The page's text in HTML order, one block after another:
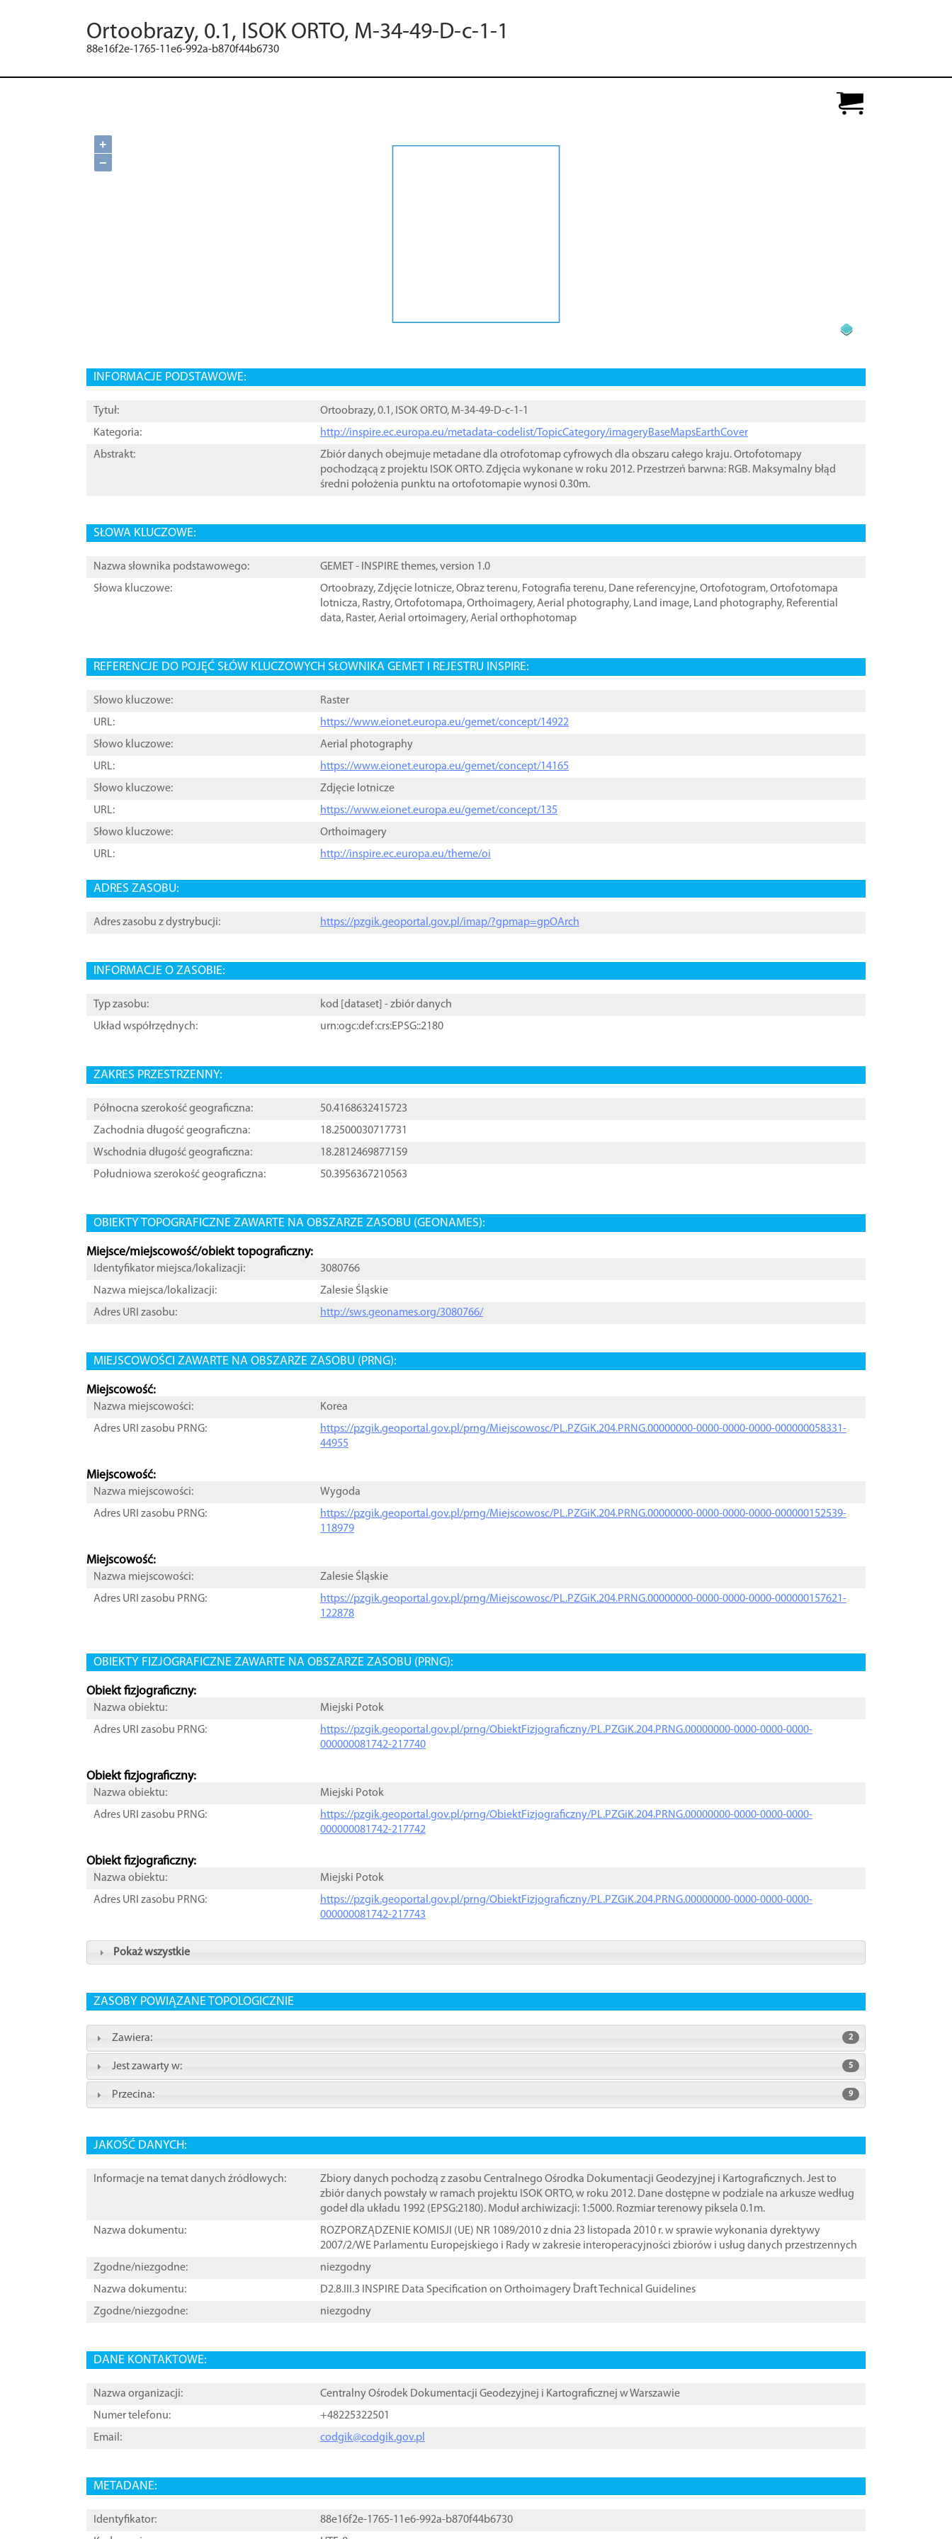
Ortoobrazy, 0.1, ISOK ORTO, M-34-49-D-c-1-1
88e16f2e-1765-11e6-992a-b870f44b6730
+
−
INFORMACJE PODSTAWOWE:
Tytuł:
Ortoobrazy, 0.1, ISOK ORTO, M-34-49-D-c-1-1
Kategoria:
http://inspire.ec.europa.eu/metadata-codelist/TopicCategory/imageryBaseMapsEarthCover
Abstrakt:
Zbiór danych obejmuje metadane dla otrofotomap cyfrowych dla obszaru całego kraju. Ortofotomapy
pochodzącą z projektu ISOK ORTO. Zdjęcia wykonane w roku 2012. Przestrzeń barwna: RGB. Maksymalny błąd
średni położenia punktu na ortofotomapie wynosi 0.30m.
SŁOWA KLUCZOWE:
Nazwa słownika podstawowego:
GEMET - INSPIRE themes, version 1.0
Słowa kluczowe:
Ortoobrazy,Zdjęcie lotnicze,Obraz terenu, Fotografia terenu, Dane referencyjne,Ortofotogram,Ortofotomapa
lotnicza, Rastry,Ortofotomapa,Orthoimagery,Aerial photography, Land image, Land photography, Referential
data, Raster,Aerial ortoimagery,Aerial orthophotomap
REFERENCJE DO POJĘĆ SŁÓW KLUCZOWYCH SŁOWNIKA GEMET I REJESTRU INSPIRE:
Słowo kluczowe:
Raster
URL:
https://www.eionet.europa.eu/gemet/concept/14922
Słowo kluczowe:
Aerial photography
URL:
https://www.eionet.europa.eu/gemet/concept/14165
Słowo kluczowe:
Zdjęcie lotnicze
URL:
https://www.eionet.europa.eu/gemet/concept/135
Słowo kluczowe:
Orthoimagery
URL:
http://inspire.ec.europa.eu/theme/oi
ADRES ZASOBU:
Adres zasobu z dystrybucji: https://pzgik.geoportal.gov.pl/imap/?gpmap=gpOArch
INFORMACJE O ZASOBIE:
Typ zasobu: kod [ dataset ] - zbiór danych
Układ współrzędnych:
urn:ogc:def:crs:EPSG::2180
ZAKRES PRZESTRZENNY:
Północna szerokość geograficzna:
50.4168632415723
Zachodnia długość geograficzna:
18.2500030717731
Wschodnia długość geograficzna:
18.2812469877159
Południowa szerokość geograficzna:
50.3956367210563
OBIEKTY TOPOGRAFICZNE ZAWARTE NA OBSZARZE ZASOBU (GEONAMES):
Miejsce/miejscowość/obiekt topograficzny:
Identyfikator miejsca/lokalizacji:
3080766
Nazwa miejsca/lokalizacji:
Zalesie Śląskie
Adres URI zasobu:
http://sws.geonames.org/3080766/
MIEJSCOWOŚCI ZAWARTE NA OBSZARZE ZASOBU (PRNG):
Miejscowość:
Nazwa miejscowości:
Korea
Adres URI zasobu PRNG:
https://pzgik.geoportal.gov.pl/prng/Miejscowosc/PL.PZGiK.204.PRNG.00000000-0000-0000-0000-000000058331-
44955
Miejscowość:
Nazwa miejscowości:
Wygoda
Adres URI zasobu PRNG:
https://pzgik.geoportal.gov.pl/prng/Miejscowosc/PL.PZGiK.204.PRNG.00000000-0000-0000-0000-000000152539-
118979
Miejscowość:
Nazwa miejscowości:
Zalesie Śląskie
Adres URI zasobu PRNG:
https://pzgik.geoportal.gov.pl/prng/Miejscowosc/PL.PZGiK.204.PRNG.00000000-0000-0000-0000-000000157621-
122878
OBIEKTY FIZJOGRAFICZNE ZAWARTE NA OBSZARZE ZASOBU (PRNG):
Obiekt fizjograficzny:
Nazwa obiektu:
Miejski Potok
Adres URI zasobu PRNG:
https://pzgik.geoportal.gov.pl/prng/ObiektFizjograficzny/PL.PZGiK.204.PRNG.00000000-0000-0000-0000-
000000081742-217740
Obiekt fizjograficzny:
Nazwa obiektu:
Miejski Potok
Adres URI zasobu PRNG:
https://pzgik.geoportal.gov.pl/prng/ObiektFizjograficzny/PL.PZGiK.204.PRNG.00000000-0000-0000-0000-
000000081742-217742
Obiekt fizjograficzny:
Nazwa obiektu:
Miejski Potok
Adres URI zasobu PRNG:
https://pzgik.geoportal.gov.pl/prng/ObiektFizjograficzny/PL.PZGiK.204.PRNG.00000000-0000-0000-0000-
000000081742-217743
Pokaż wszystkie
ZASOBY POWIĄZANE TOPOLOGICZNIE
Zawiera: 2
Jest zawarty w: 5
Przecina: 9
JAKOŚĆ DANYCH:
Informacje na temat danych źródłowych:
Zbiory danych pochodzą z zasobu Centralnego Ośrodka Dokumentacji Geodezyjnej i Kartograficznych. Jest to
zbiór danych powstały w ramach projektu ISOK ORTO, w roku 2012. Dane dostępne w podziale na arkusze według
godeł dla układu 1992 (EPSG:2180). Moduł archiwizacji: 1:5000. Rozmiar terenowy piksela 0.1m.
Nazwa dokumentu:
ROZPORZĄDZENIE KOMISJI (UE) NR 1089/2010 z dnia 23 listopada 2010 r. w sprawie wykonania dyrektywy
2007/2/WE Parlamentu Europejskiego i Rady w zakresie interoperacyjności zbiorów i usług danych przestrzennych
Zgodne/niezgodne:
niezgodny
Nazwa dokumentu:
D2.8.III.3 INSPIRE Data Specification on Orthoimagery ֠Draft Technical Guidelines
Zgodne/niezgodne:
niezgodny
DANE KONTAKTOWE:
Nazwa organizacji:
Centralny Ośrodek Dokumentacji Geodezyjnej i Kartograficznej w Warszawie
Numer telefonu:
+48225322501
Email:
codgik@codgik.gov.pl
METADANE:
Identyfikator:
88e16f2e-1765-11e6-992a-b870f44b6730